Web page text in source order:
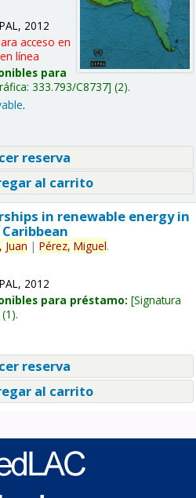
2012
acceso en
línea
para
333.793/C8737 (2).
.
reserva
al carrito
in renewable energy in
Juan | Pérez, Miguel.
2012
para préstamo: Signatura
(1).
reserva
al carrito